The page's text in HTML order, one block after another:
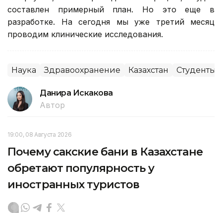
составлен примерный план. Но это еще в
разработке. На сегодня мы уже третий месяц
проводим клинические исследования.
Наука Здравоохранение Казахстан Студенты
Данира Искакова
Автор
19:00, 08 Августа 2026
Почему сакские бани в Казахстане
обретают популярность у
иностранных туристов